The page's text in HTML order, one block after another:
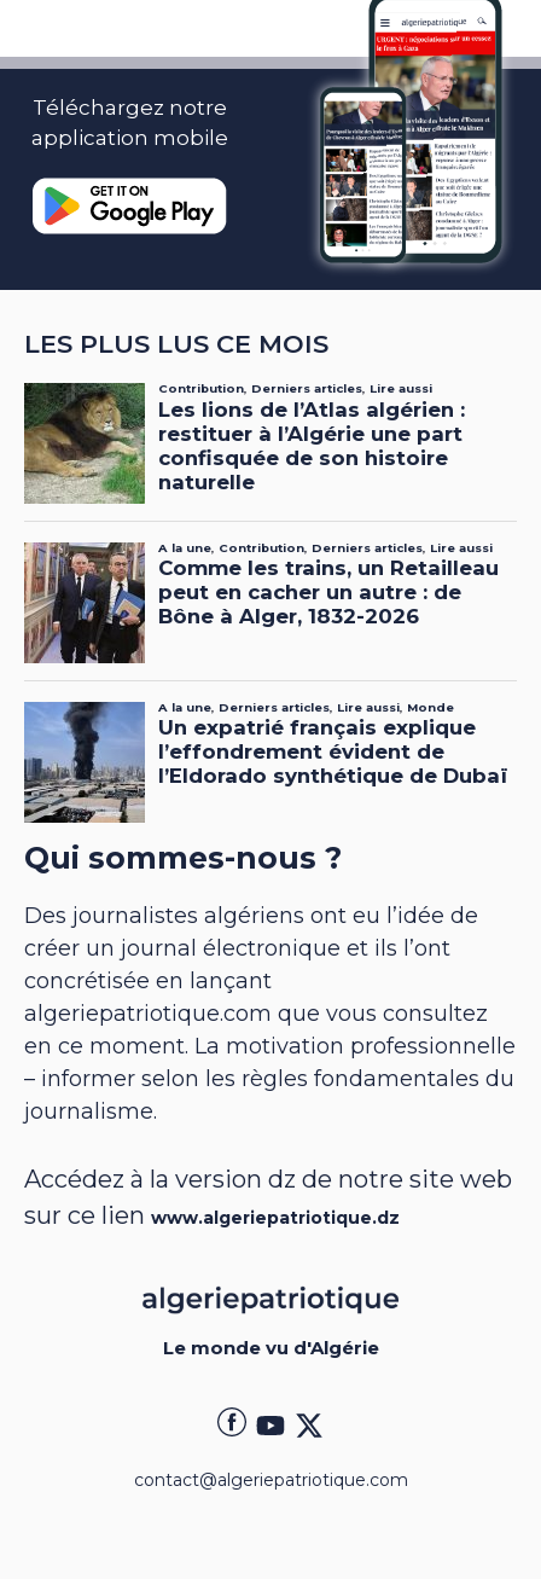
Téléchargez notre
application mobile
LES PLUS LUS CE MOIS
Qui sommes-nous ?
Des journalistes algériens ont eu l’idée de
créer un journal électronique et ils l’ont
concrétisée en lançant
algeriepatriotique.com que vous consultez
en ce moment. La motivation professionnelle
– informer selon les règles fondamentales du
journalisme.
Accédez à la version dz de notre site web
sur ce lien www.algeriepatriotique.dz
Le monde vu d'Algérie
contact@algeriepatriotique.com